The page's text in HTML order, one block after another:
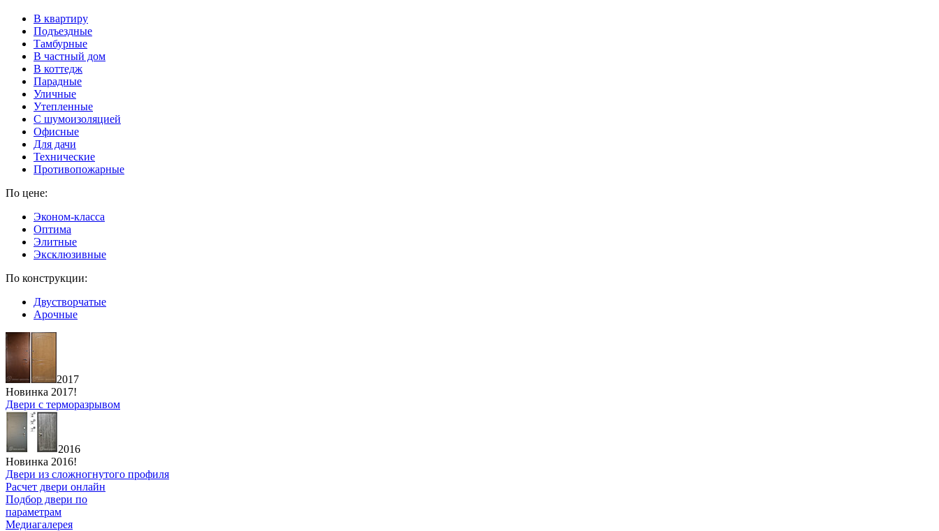
В квартиру
Подъездные
Тамбурные
В частный дом
В коттедж
Парадные
Уличные
Утепленные
C шумоизоляцией
Офисные
Для дачи
Технические
Противопожарные
По цене:
Эконом-класса
Оптима
Элитные
Эксклюзивные
По конструкции:
Двустворчатые
Арочные
2017
Новинка 2017!
Двери с терморазрывом
2016
Новинка 2016!
Двери из сложногнутого профиля
Расчет двери онлайн
Подбор двери по
параметрам
Медиагалерея